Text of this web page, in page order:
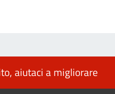
aiutaci a migliorare